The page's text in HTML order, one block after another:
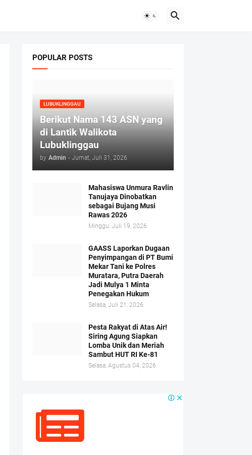
POPULAR POSTS
LUBUKLINGGAU
Berikut Nama 143 ASN yang
di Lantik Walikota
Lubuklinggau
by Admin - Jumat, Juli 31, 2026
Mahasiswa Unmura Ravlin
Tanujaya Dinobatkan
sebagai Bujang Musi
Rawas 2026
Minggu, Juli 19, 2026
GAASS Laporkan Dugaan
Penyimpangan di PT Bumi
Mekar Tani ke Polres
Muratara, Putra Daerah
Jadi Mulya 1 Minta
Penegakan Hukum
Selasa, Juli 21, 2026
Pesta Rakyat di Atas Air!
Siring Agung Siapkan
Lomba Unik dan Meriah
Sambut HUT RI Ke-81
Selasa, Agustus 04, 2026